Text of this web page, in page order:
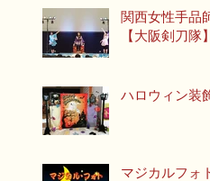
関西女性手品
【大阪剣刀隊】
ハロウィン装
マジカルフォ